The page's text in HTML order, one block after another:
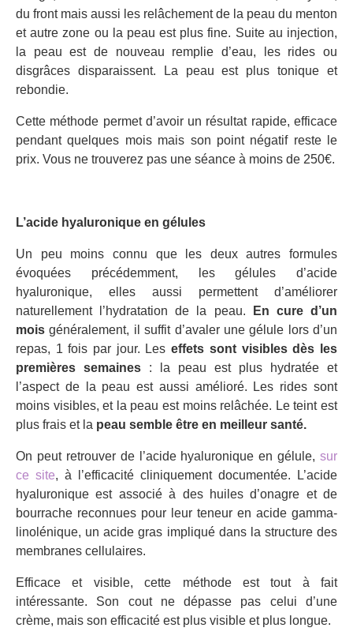
du front mais aussi les relâchement de la peau du menton
et autre zone ou la peau est plus fine. Suite au injection,
la peau est de nouveau remplie d’eau, les rides ou
disgrâces disparaissent. La peau est plus tonique et
rebondie.
Cette méthode permet d’avoir un résultat rapide, efficace
pendant quelques mois mais son point négatif reste le
prix. Vous ne trouverez pas une séance à moins de 250€.
L’acide hyaluronique en gélules
Un peu moins connu que les deux autres formules
évoquées précédemment, les gélules d’acide
hyaluronique, elles aussi permettent d’améliorer
naturellement l’hydratation de la peau.
En cure d’un
mois généralement, il suffit d’avaler une gélule lors d’un
repas, 1 fois par jour. Les effets sont visibles dès les
premières semaines : la peau est plus hydratée et
l’aspect de la peau est aussi amélioré. Les rides sont
moins visibles, et la peau est moins relâchée. Le teint est
plus frais et la peau semble être en meilleur santé.
On peut retrouver de l’acide hyaluronique en gélule, sur
ce site, à l’efficacité cliniquement documentée. L’acide
hyaluronique est associé à des huiles d’onagre et de
bourrache reconnues pour leur teneur en acide gamma-
linolénique, un acide gras impliqué dans la structure des
membranes cellulaires.
Efficace et visible, cette méthode est tout à fait
intéressante. Son cout ne dépasse pas celui d’une
crème, mais son efficacité est plus visible et plus longue.